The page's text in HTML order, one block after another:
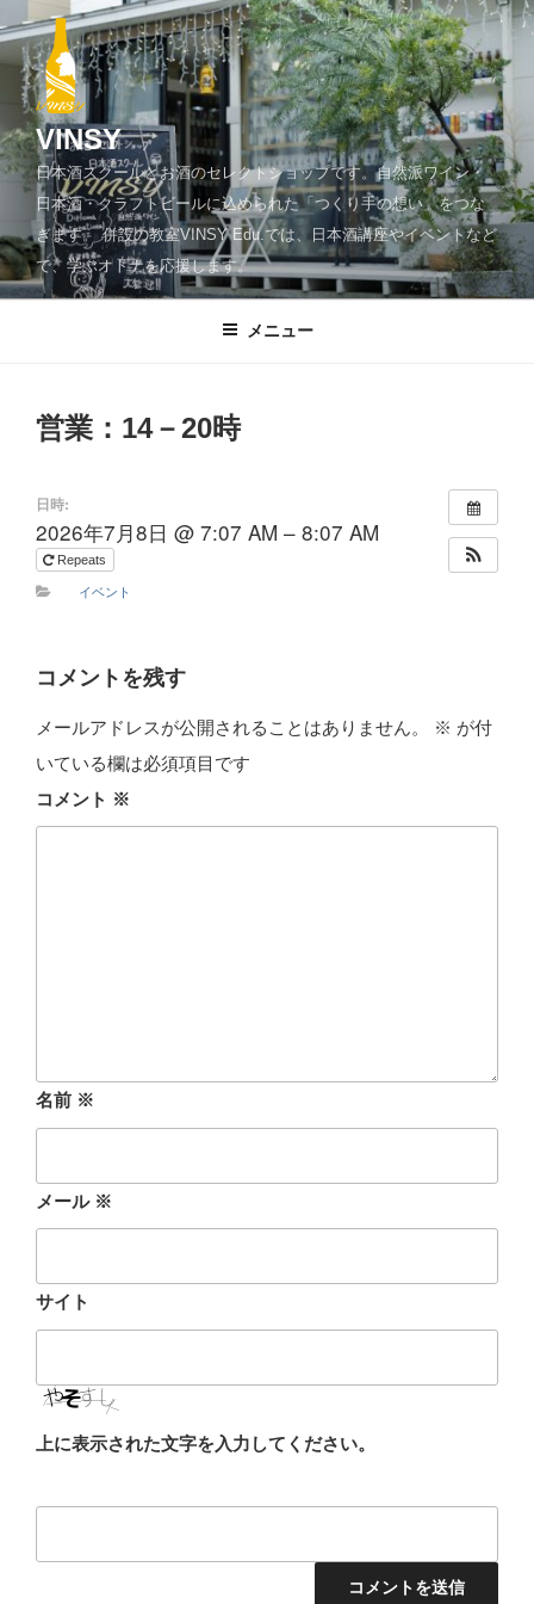
ン
ツ
へ
ッ
プ
VINSY
日本酒スクールとお酒のセレクトショップです。自然派ワイン・
日本酒・クラフトビールに込められた「つくり手の想い」をつな
ぎます。 併設の教室VINSY Edu.では、日本酒講座やイベントなど
で、学ぶオトナを応援します。
メニュー
営業：14－20時
日時:
2026年7月8日 @ 7:07 AM – 8:07 AM
Repeats
イベント
コメントを残す
メールアドレスが公開されることはありません。 ※ が付
いている欄は必須項目です
コメント ※
名前 ※
メール ※
サイト
上に表示された文字を入力してください。